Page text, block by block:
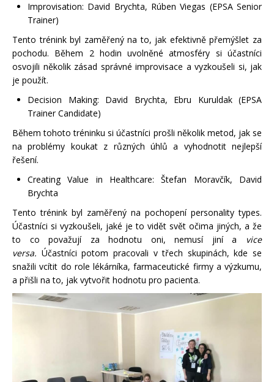
Improvisation: David Brychta, Rúben Viegas (EPSA Senior
Trainer)
Tento trénink byl zaměřený na to, jak efektivně přemýšlet za
pochodu. Během 2 hodin uvolněné atmosféry si účastníci
osvojili několik zásad správné improvisace a vyzkoušeli si, jak
je použít.
Decision Making: David Brychta, Ebru Kuruldak (EPSA
Trainer Candidate)
Během tohoto tréninku si účastníci prošli několik metod, jak se
na problémy koukat z různých úhlů a vyhodnotit nejlepší
řešení.
Creating Value in Healthcare: Štefan Moravčík, David
Brychta
Tento trénink byl zaměřený na pochopení personality types.
Účastníci si vyzkoušeli, jaké je to vidět svět očima jiných, a že
to co považují za hodnotu oni, nemusí jiní a
vice
versa. Účastníci potom pracovali v třech skupinách, kde se
snažili vcítit do role lékárníka, farmaceutické firmy a výzkumu,
a přišli na to, jak vytvořit hodnotu pro pacienta.